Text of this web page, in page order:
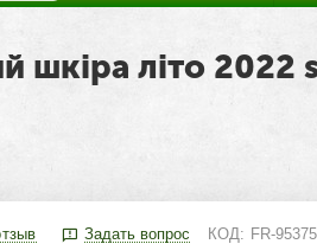
літо 2022
Задать вопрос КОД: FR-